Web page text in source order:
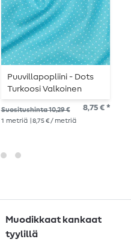
Puuvillapopliini - Dots
Turkoosi Valkoinen
Suositushinta 10,29 € 8,75 € *
1 metriä | 8,75 € / metriä
Muodikkaat kankaat
tyylillä